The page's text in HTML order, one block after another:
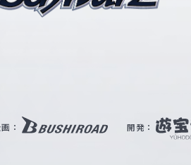
： 開発：